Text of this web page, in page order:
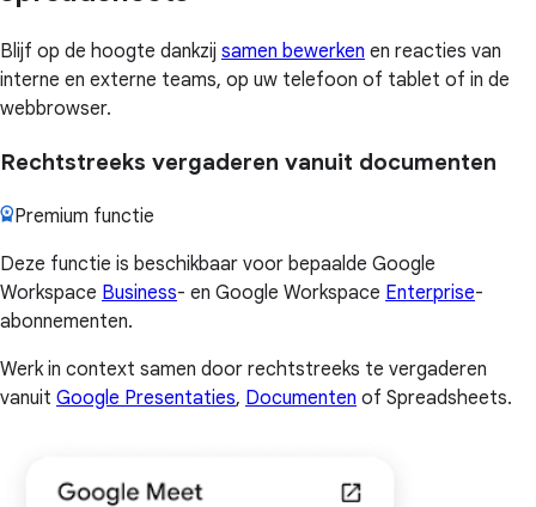
Blijf op de hoogte dankzij samen bewerken en reacties van
interne en externe teams, op uw telefoon of tablet of in de
webbrowser.
Rechtstreeks vergaderen vanuit documenten
Premium functie
Deze functie is beschikbaar voor bepaalde Google
Workspace Business- en Google Workspace Enterprise-
abonnementen.
Werk in context samen door rechtstreeks te vergaderen
vanuit Google Presentaties, Documenten of Spreadsheets.